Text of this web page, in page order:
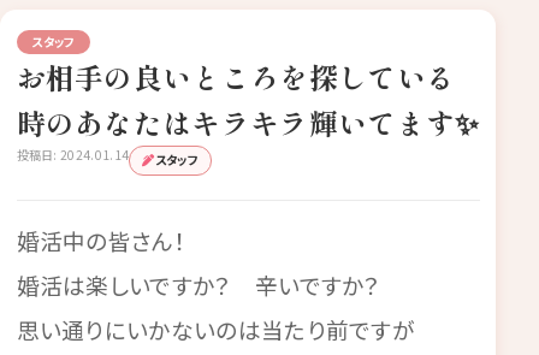
スタッフ
お相手の良いところを探している
時のあなたはキラキラ輝いてます✨
投稿日: 2024.01.14 スタッフ
婚活中の皆さん！
婚活は楽しいですか？ 辛いですか？
思い通りにいかないのは当たり前ですが